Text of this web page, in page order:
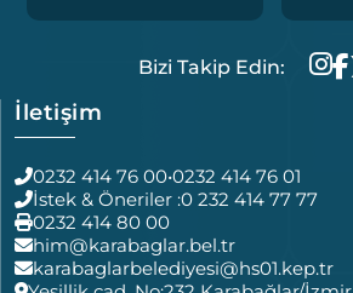
Bizi Takip Edin:
İletişim
0232 414 76 00•0232 414 76 01
İstek & Öneriler :0 232 414 77 77
0232 414 80 00
him@karabaglar.bel.tr
karabaglarbelediyesi@hs01.kep.tr